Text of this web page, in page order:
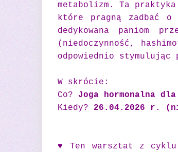
metabolizm. Ta
które pragną zadbać o
dedykowana paniom
(niedoczynność,
odpowiednio stymulując
W skrócie:
Co? Joga hormonalna
Kiedy? 26.04.2026 r.
♥ Ten warsztat z cyklu